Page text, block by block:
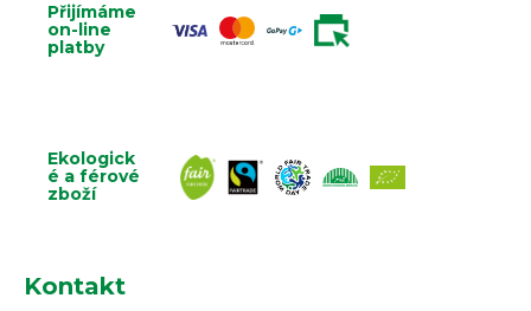
Přijímáme
on-line
platby
Ekologick
é a férové
zboží
Kontakt